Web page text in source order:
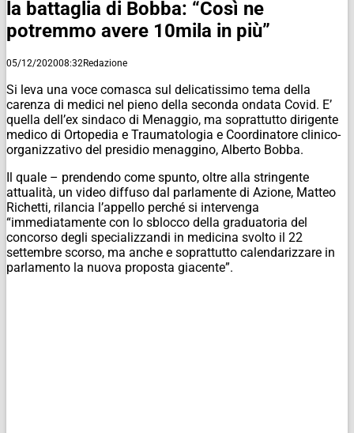
la battaglia di Bobba: “Così ne
potremmo avere 10mila in più”
05/12/202008:32Redazione
Si leva una voce comasca sul delicatissimo tema della
carenza di medici nel pieno della seconda ondata Covid. E’
quella dell’ex sindaco di Menaggio, ma soprattutto dirigente
medico di Ortopedia e Traumatologia e Coordinatore clinico-
organizzativo del presidio menaggino, Alberto Bobba.
Il quale – prendendo come spunto, oltre alla stringente
attualità, un video diffuso dal parlamente di Azione, Matteo
Richetti, rilancia l’appello perché si intervenga
“immediatamente con lo sblocco della graduatoria del
concorso degli specializzandi in medicina svolto il 22
settembre scorso, ma anche e soprattutto calendarizzare in
parlamento la nuova proposta giacente”.